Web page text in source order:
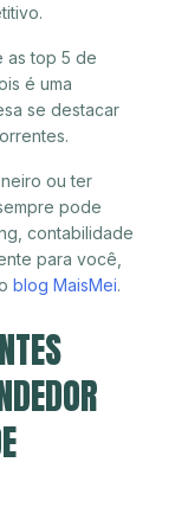
as top 5 de
é uma
se destacar
ou ter
pode
contabilidade
para você,
blog MaisMei.